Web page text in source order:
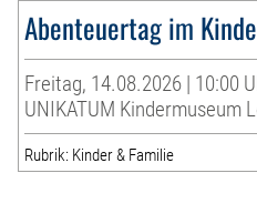
Abenteuertag im
Freitag, 14.08.2026 | 10:00
UNIKATUM Kindermuseum
Rubrik: Kinder & Familie